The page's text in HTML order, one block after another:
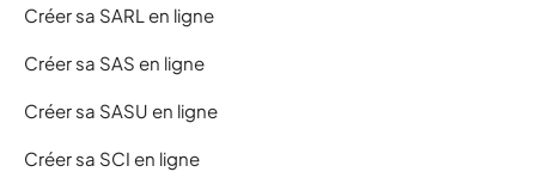
Créer sa SARL en ligne
Créer sa SAS en ligne
Créer sa SASU en ligne
Créer sa SCI en ligne